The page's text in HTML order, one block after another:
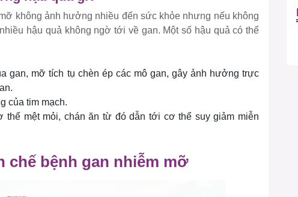
không ảnh hưởng nhiều đến sức khỏe nhưng nếu không
hậu quả không ngờ tới về gan. Một số hậu quả có thể
gan, mỡ tích tụ chèn ép các mô gan, gây ảnh hưởng trực
của tim mạch.
thể mệt mỏi, chán ăn từ đó dẫn tới cơ thể suy giảm miễn
chế bệnh gan nhiễm mỡ